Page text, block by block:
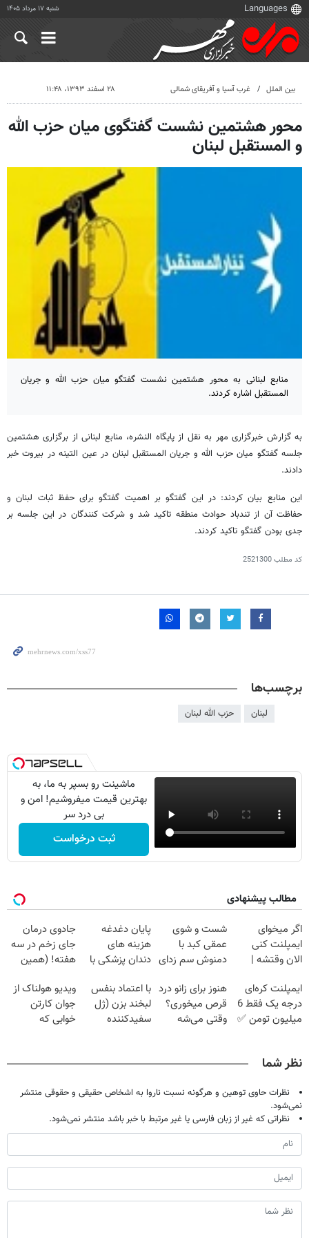
شنبه ۱۷ مرداد ۱۴۰۵
بین الملل غرب آسیا و آفریقای شمالی ۲۸ اسفند ۱۳۹۳، ۱۱:۴۸
محور هشتمین نشست گفتگوی میان حزب الله
و المستقبل لبنان
منابع لبنانی به محور هشتمین نشست گفتگو میان حزب الله و جریان
المستقبل اشاره کردند.
به گزارش خبرگزاری مهر به نقل از پایگاه النشره، منابع لبنانی از برگزاری هشتمین
جلسه گفتگو میان حزب الله و جریان المستقبل لبنان در عین التینه در بیروت خبر
دادند.
این منابع بیان کردند: در این گفتگو بر اهمیت گفتگو برای حفظ ثبات لبنان و
حفاظت آن از تندباد حوادث منطقه تاکید شد و شرکت کنندگان در این جلسه بر
جدی بودن گفتگو تاکید کردند.
کد مطلب2521300
برچسب‌ها
لبنان حزب الله لبنان
ماشینت رو بسپر به ما، به
بهترین قیمت میفروشیم! امن و
بی درد سر
ثبت درخواست
مطالب پیشنهادی
اگر میخوای
ایمپلنت کنی
الان وقتشه |
میلیون تومان!!!
شست و شوی
عمقی کبد با
دمنوش سم زدای
پایان دغدغه
هزینه های
دندان پزشکی با
خانگی
جادوی درمان
جای زخم در سه
هفته! (همین
صحبت کنید)
ایمپلنت کره‌ای
درجه یک فقط 6
میلیون تومن ✅
هنوز برای زانو درد
قرص میخوری؟
وقتی می‌شه
با اعتماد بنفس
لبخند بزن (ژل
سفیدکننده
ویدیو هولناک از
جوان کارتن
خوابی که
نظر شما
نظرات حاوی توهین و هرگونه نسبت ناروا به اشخاص حقیقی و حقوقی منتشر
نمی‌شود.
نظراتی که غیر از زبان فارسی یا غیر مرتبط با خبر باشد منتشر نمی‌شود.